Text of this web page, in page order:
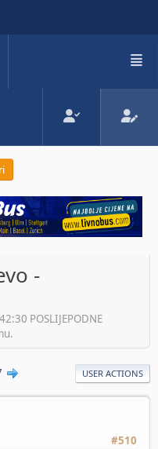
-
POSLIJEPODNE
USER ACTIONS
#510